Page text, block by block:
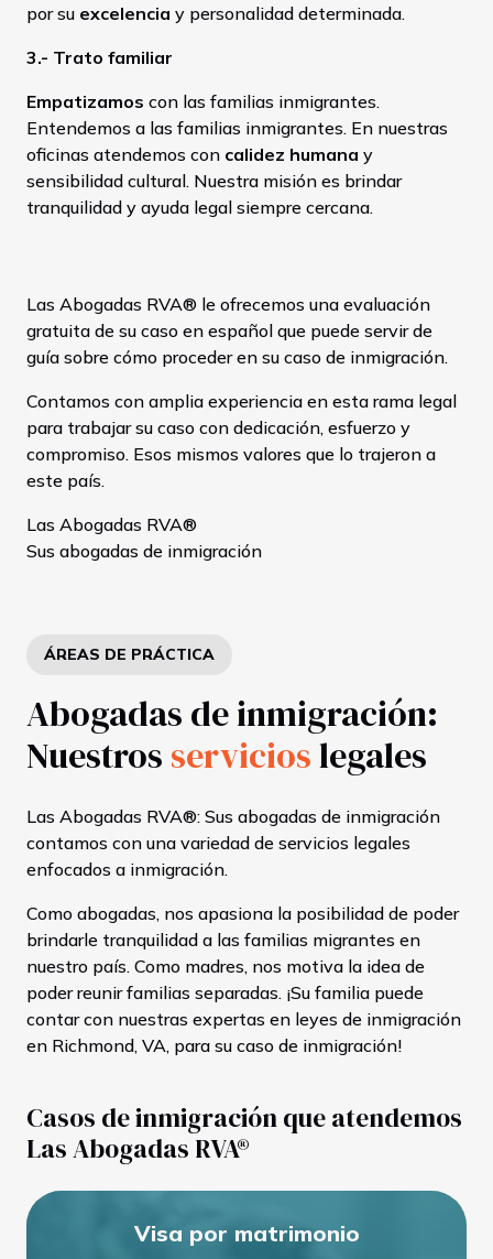
por su excelencia y personalidad determinada.
3.- Trato familiar
Empatizamos con las familias inmigrantes.
Entendemos a las familias inmigrantes. En nuestras
oficinas atendemos con calidez humana y
sensibilidad cultural. Nuestra misión es brindar
tranquilidad y ayuda legal siempre cercana.
Las Abogadas RVA® le ofrecemos una evaluación
gratuita de su caso en español que puede servir de
guía sobre cómo proceder en su caso de inmigración.
Contamos con amplia experiencia en esta rama legal
para trabajar su caso con dedicación, esfuerzo y
compromiso. Esos mismos valores que lo trajeron a
este país.
Las Abogadas RVA®
Sus abogadas de inmigración
ÁREAS DE PRÁCTICA
Abogadas de inmigración:
Nuestros servicioslegales
Las Abogadas RVA®: Sus abogadas de inmigración
contamos con una variedad de servicios legales
enfocados a inmigración.
Como abogadas, nos apasiona la posibilidad de poder
brindarle tranquilidad a las familias migrantes en
nuestro país. Como madres, nos motiva la idea de
poder reunir familias separadas. ¡Su familia puede
contar con nuestras expertas en leyes de inmigración
en Richmond, VA, para su caso de inmigración!
Casos de inmigración que atendemos
Las Abogadas RVA®
Visa por matrimonio